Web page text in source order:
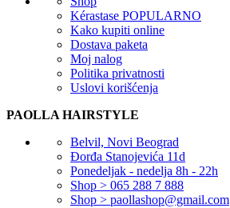
Kérastase POPULARNO
Kako kupiti online
Dostava paketa
Moj nalog
Politika privatnosti
Uslovi korišćenja
PAOLLA HAIRSTYLE
Belvil, Novi Beograd
Đorđa Stanojevića 11d
Ponedeljak - nedelja 8h - 22h
Shop > 065 288 7 888
Shop > paollashop@gmail.com